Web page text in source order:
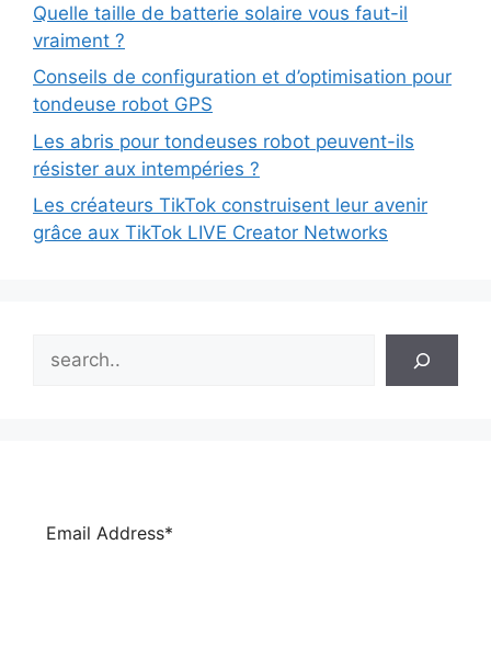
Quelle taille de batterie solaire vous faut-il
vraiment ?
Conseils de configuration et d’optimisation pour
tondeuse robot GPS
Les abris pour tondeuses robot peuvent-ils
résister aux intempéries ?
Les créateurs TikTok construisent leur avenir
grâce aux TikTok LIVE Creator Networks